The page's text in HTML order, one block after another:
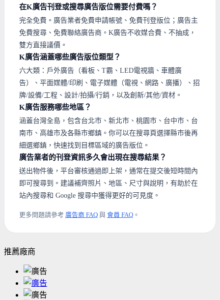
在K廣告刊登或搜尋廣告版位需要付費嗎？
完全免費。廣告業者免費申請帳號、免費刊登版位；廣告主
免費搜尋、免費聯絡廣告商。K廣告不收媒合費、不抽成，
雙方直接議價。
K廣告涵蓋哪些廣告版位類型？
六大類：戶外廣告（看板、T霸、LED電視牆、車體廣
告）、平面媒體/印刷、電子媒體（電視、網路、廣播）、招
牌/設備/工程、設計/拍攝/行銷，以及創新/其他/資材。
K廣告服務哪些地區？
涵蓋台灣全島，包含台北市、新北市、桃園市、台中市、台
南市、高雄市及各縣市鄉鎮。你可以在搜尋頁選擇縣市後再
細選鄉鎮，快速找到目標區域的廣告版位。
廣告業者的刊登資訊多久會出現在搜尋結果？
送出物件後，平台審核通過即上架，通常在提交後短時間內
即可搜尋到。建議補齊照片、地區、尺寸與說明，有助於在
站內搜尋和 Google 搜尋中獲得更好的可見度。
更多問題請參考 廣告商 FAQ 與 會員 FAQ 。
推薦廠商